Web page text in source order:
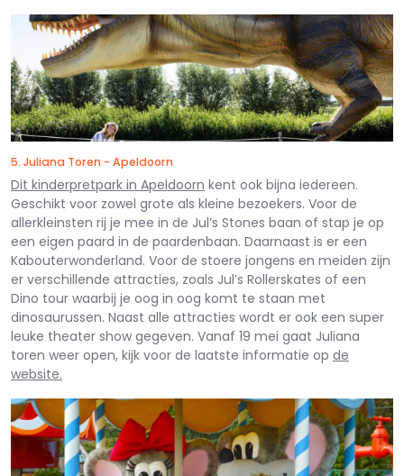
5. Juliana Toren - Apeldoorn
Dit kinderpretpark in Apeldoorn kent ook bijna iedereen.
Geschikt voor zowel grote als kleine bezoekers. Voor de
allerkleinsten rij je mee in de Jul’s Stones baan of stap je op
een eigen paard in de paardenbaan. Daarnaast is er een
Kabouterwonderland. Voor de stoere jongens en meiden zijn
er verschillende attracties, zoals Jul’s Rollerskates of een
Dino tour waarbij je oog in oog komt te staan met
dinosaurussen. Naast alle attracties wordt er ook een super
leuke theater show gegeven. Vanaf 19 mei gaat Juliana
toren weer open, kijk voor de laatste informatie op de
website.